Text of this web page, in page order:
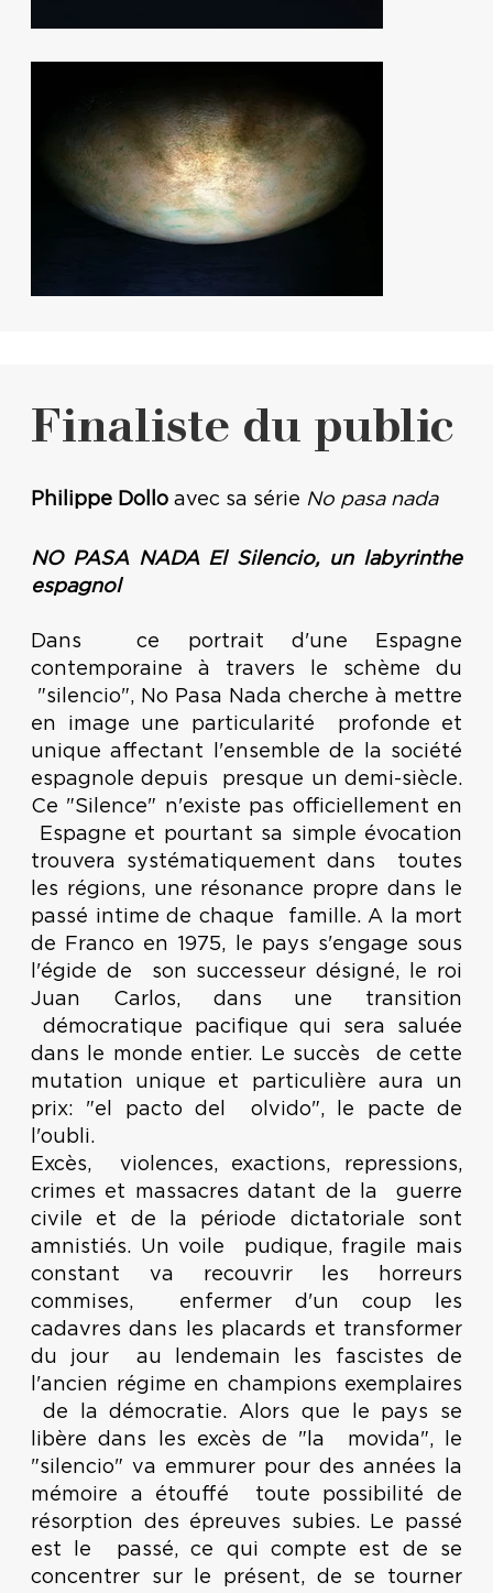
Finaliste du public
Philippe Dollo avec sa série No pasa nada
NO PASA NADA El Silencio, un labyrinthe
espagnol
Dans ce portrait d'une Espagne
contemporaine à travers le schème du
"silencio", No Pasa Nada cherche à mettre
en image une particularité profonde et
unique affectant l'ensemble de la société
espagnole depuis presque un demi-siècle.
Ce "Silence" n'existe pas officiellement en
Espagne et pourtant sa simple évocation
trouvera systématiquement dans toutes
les régions, une résonance propre dans le
passé intime de chaque famille. A la mort
de Franco en 1975, le pays s'engage sous
l'égide de son successeur désigné, le roi
Juan Carlos, dans une transition
démocratique pacifique qui sera saluée
dans le monde entier. Le succès de cette
mutation unique et particulière aura un
prix: "el pacto del olvido", le pacte de
l'oubli.
Excès, violences, exactions, repressions,
crimes et massacres datant de la guerre
civile et de la période dictatoriale sont
amnistiés. Un voile pudique, fragile mais
constant va recouvrir les horreurs
commises, enfermer d'un coup les
cadavres dans les placards et transformer
du jour au lendemain les fascistes de
l'ancien régime en champions exemplaires
de la démocratie. Alors que le pays se
libère dans les excès de "la movida", le
"silencio" va emmurer pour des années la
mémoire a étouffé toute possibilité de
résorption des épreuves subies. Le passé
est le passé, ce qui compte est de se
concentrer sur le présent, de se tourner